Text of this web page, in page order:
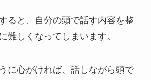
ると、自分の頭で話す内容を整
難しくなってしまいます。
に心がければ、話しながら頭で